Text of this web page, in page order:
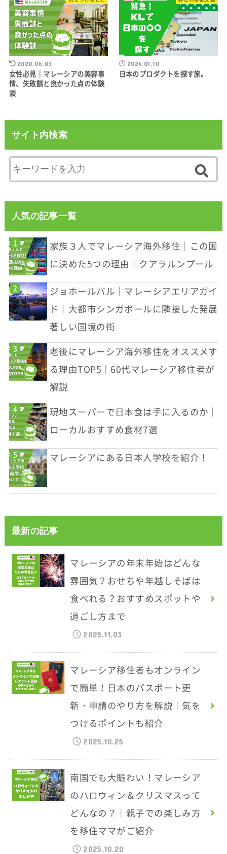
2020.06.03
女性必見｜マレーシアの美容事
情、失敗談と良かった点の体験
談
2024.01.10
日本のプロダクトを探す旅。
サイト内検索
人気の記事一覧
家族３人でマレーシア海外移住｜この国
に決めた5つの理由｜クアラルンプール
ジョホールバル｜マレーシアエリアガイ
ド｜大都市シンガポールに隣接した発展
著しい国境の街
老後にマレーシア海外移住をオススメす
る理由TOP5｜60代マレーシア移住者が
解説
現地スーパーで日本食は手に入るのか｜
ローカルおすすめ食材7選
マレーシアにある日本人学校を紹介！
最新の記事
マレーシアの年末年始はどんな
雰囲気？おせちや年越しそばは
食べれる？おすすめスポットや
過ごし方まで
2025.11.03
マレーシア移住者もオンライン
で簡単！日本のパスポート更
新・申請のやり方を解説｜気を
つけるポイントも紹介
2025.10.25
南国でも大賑わい！マレーシア
のハロウィン＆クリスマスって
どんなの？｜親子での楽しみ方
を移住ママがご紹介
2025.10.20